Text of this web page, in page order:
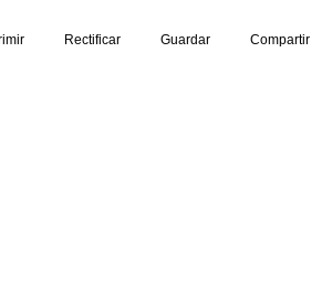
Rectificar Guardar Compartir